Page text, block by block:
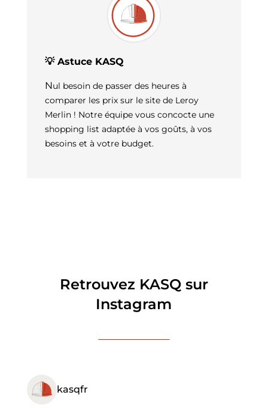
💡 Astuce KASQ
Nul besoin de passer des heures à
comparer les prix sur le site de Leroy
Merlin ! Notre équipe vous concocte une
shopping list adaptée à vos goûts, à vos
besoins et à votre budget.
Retrouvez KASQ sur
Instagram
kasqfr